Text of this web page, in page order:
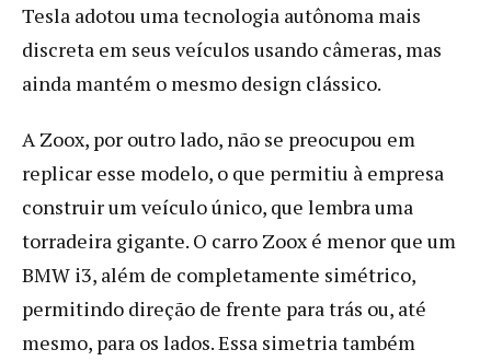
Tesla adotou uma tecnologia autônoma mais
discreta em seus veículos usando câmeras, mas
ainda mantém o mesmo design clássico.
A Zoox, por outro lado, não se preocupou em
replicar esse modelo, o que permitiu à empresa
construir um veículo único, que lembra uma
torradeira gigante. O carro Zoox é menor que um
BMW i3, além de completamente simétrico,
permitindo direção de frente para trás ou, até
mesmo, para os lados. Essa simetria também